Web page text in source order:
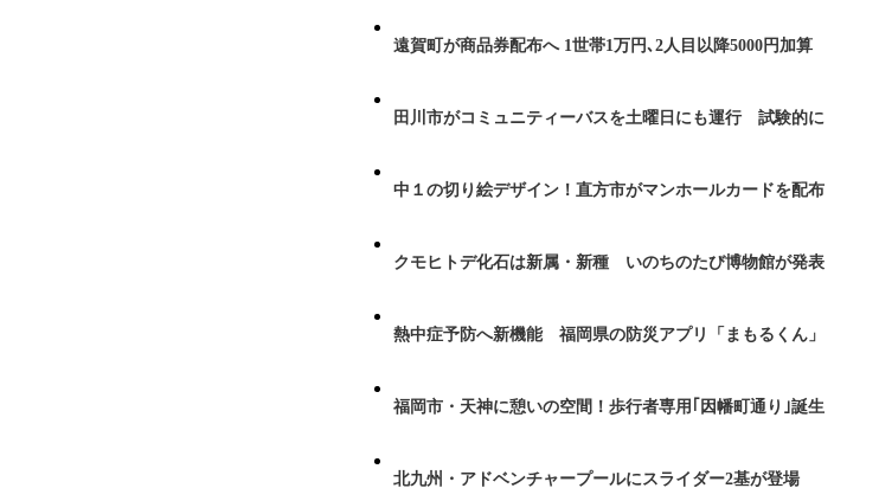
遠賀町が商品券配布へ 1世帯1万円､2人目以降5000円加算
田川市がコミュニティーバスを土曜日にも運行 試験的に
中１の切り絵デザイン！直方市がマンホールカードを配布
クモヒトデ化石は新属・新種 いのちのたび博物館が発表
熱中症予防へ新機能 福岡県の防災アプリ「まもるくん」
福岡市・天神に憩いの空間！歩行者専用｢因幡町通り｣誕生
北九州・アドベンチャープールにスライダー2基が登場